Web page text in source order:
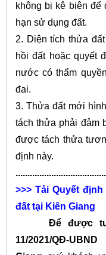
không bị kê biên để
hạn sử dụng đất.
2. Diện tích thửa
hồi đất hoặc quyết
nước có thẩm
đai.
3. Thửa đất mới
tách thửa phải đảm
được tách thửa
định này.
>>> Tải Quyết định
đất tại Kiên Giang
Để được tư
11/2021/QĐ-